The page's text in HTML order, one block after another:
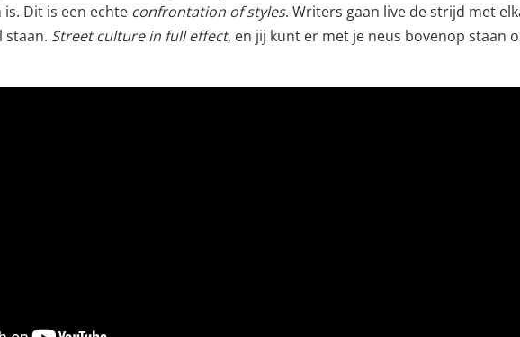
Dit is een echte confrontation of styles. Writers gaan live de strijd met
staan. Street culture in full effect, en jij kunt er met je neus bovenop staan